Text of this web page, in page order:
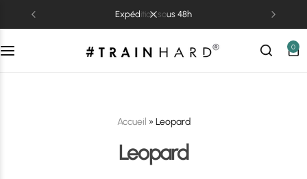
expédition sous 48h
0
Accueil » Leopard
Leopard